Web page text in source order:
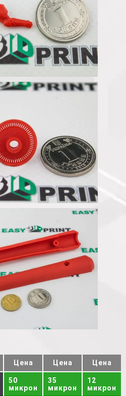
Цена Цена Цена
50
микрон
35
микрон
12
микрон